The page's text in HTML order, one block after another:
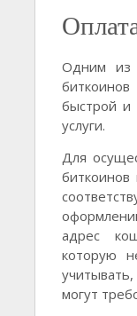
Одним из
быстрой и
услуги.
Для
адрес
которую
могут